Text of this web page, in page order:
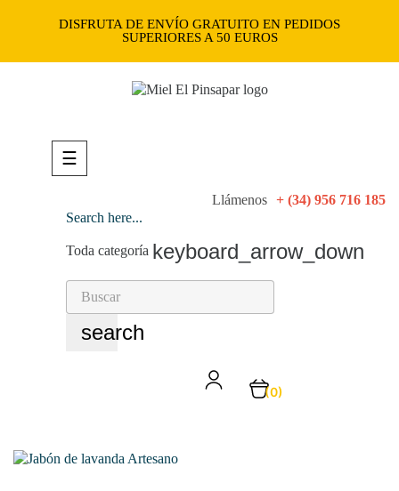
DISFRUTA DE ENVÍO GRATUITO EN PEDIDOS
SUPERIORES A 50 EUROS
Navegación
de
☰
Llámenos + (34) 956 716 185
Search here...
Toda categoría keyboard_arrow_down
search
(0)